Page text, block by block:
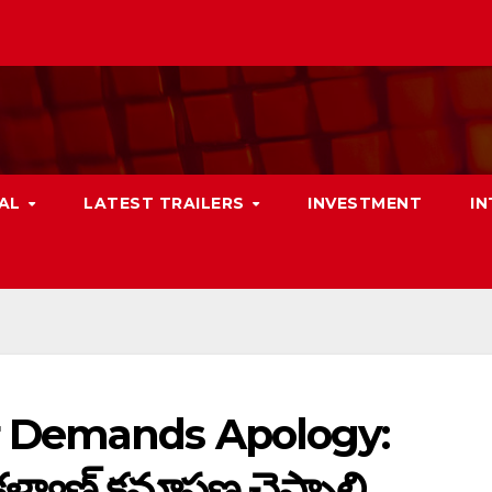
LATEST TRAILERS INVESTMENT
Apology: